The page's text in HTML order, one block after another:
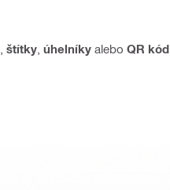
štítky úhelníky alebo QR kód